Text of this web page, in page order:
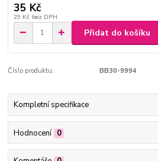
35 Kč
29 Kč bez DPH
Přidat do košíku
Číslo produktu: BB30-9994
Kompletní specifikace
Hodnocení 0